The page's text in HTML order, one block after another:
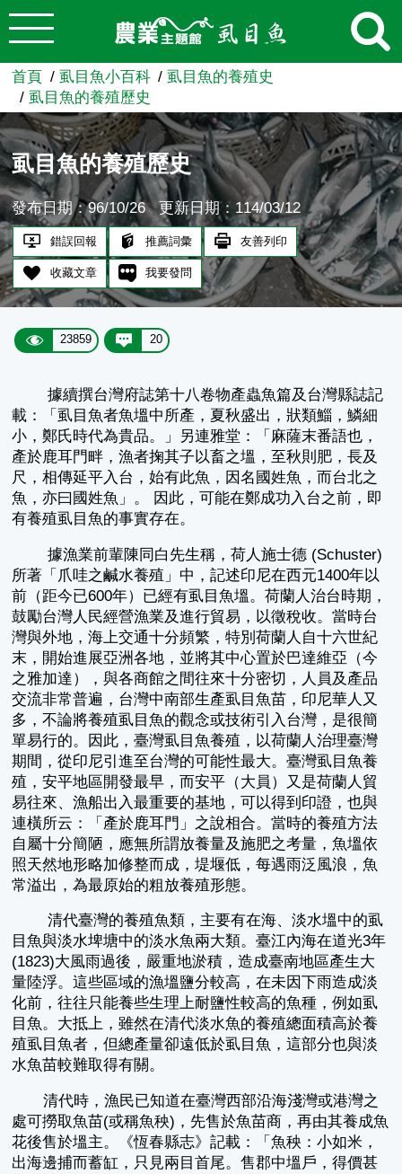
跳到主要內容
農業知識入口網
首頁 虱目魚小百科
虱目魚的養殖史
虱目魚的養殖歷史
虱目魚的養殖歷史
發布日期：96/10/26 更新日期：114/03/12
錯誤回報 推薦詞彙 友善列印
收藏文章 我要發問
23859 20
據續撰台灣府誌第十八卷物產蟲魚篇及台灣縣誌記
載：「虱目魚者魚塭中所產，夏秋盛出，狀類鯔，鱗細
小，鄭氏時代為貴品。」另連雅堂：「麻薩末番語也，
產於鹿耳門畔，漁者掬其子以畜之塭，至秋則肥，長及
尺，相傳延平入台，始有此魚，因名國姓魚，而台北之
魚，亦曰國姓魚」。 因此，可能在鄭成功入台之前，即
有養殖虱目魚的事實存在。
據漁業前輩陳同白先生稱，荷人施士德 (Schuster)
所著「爪哇之鹹水養殖」中，記述印尼在西元1400年以
前（距今已600年）已經有虱目魚塭。荷蘭人治台時期，
鼓勵台灣人民經營漁業及進行貿易，以徵稅收。當時台
灣與外地，海上交通十分頻繁，特別荷蘭人自十六世紀
末，開始進展亞洲各地，並將其中心置於巴達維亞（今
之雅加達），與各商館之間往來十分密切，人員及產品
交流非常普遍，台灣中南部生產虱目魚苗，印尼華人又
多，不論將養殖虱目魚的觀念或技術引入台灣，是很簡
單易行的。因此，臺灣虱目魚養殖，以荷蘭人治理臺灣
期間，從印尼引進至台灣的可能性最大。臺灣虱目魚養
殖，安平地區開發最早，而安平（大員）又是荷蘭人貿
易往來、漁船出入最重要的基地，可以得到印證，也與
連橫所云：「產於鹿耳門」之說相合。當時的養殖方法
自屬十分簡陋，應無所謂放養量及施肥之考量，魚塭依
照天然地形略加修整而成，堤堰低，每遇雨泛風浪，魚
常溢出，為最原始的粗放養殖形態。
清代臺灣的養殖魚類，主要有在海、淡水塭中的虱
目魚與淡水埤塘中的淡水魚兩大類。臺江內海在道光3年
(1823)大風雨過後，嚴重地淤積，造成臺南地區產生大
量陸浮。這些區域的漁塭鹽分較高，在未因下雨造成淡
化前，往往只能養些生理上耐鹽性較高的魚種，例如虱
目魚。大抵上，雖然在清代淡水魚的養殖總面積高於養
殖虱目魚者，但總產量卻遠低於虱目魚，這部分也與淡
水魚苗較難取得有關。
清代時，漁民已知道在臺灣西部沿海淺灣或港灣之
處可撈取魚苗(或稱魚秧)，先售於魚苗商，再由其養成魚
花後售於塭主。《恆春縣志》記載：「魚秧：小如米，
出海邊捕而蓄缸，只見兩目首尾。售郡中塭戶，得價甚